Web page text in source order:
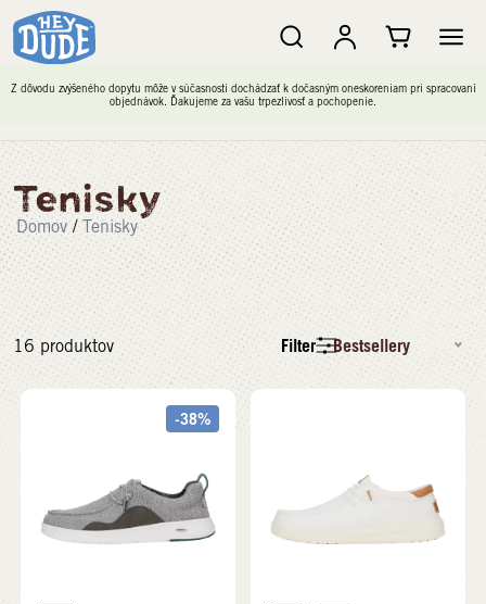
Z dôvodu zvýšeného dopytu môže v súčasnosti dochádzať k dočasným oneskoreniam pri spracovaní
objednávok. Ďakujeme za vašu trpezlivosť a pochopenie.
Tenisky
Domov / Tenisky
16 produktov Filter Bestsellery
-38%